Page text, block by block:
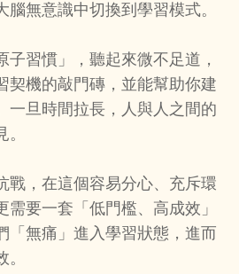
無意識中切換到學習模式。
子習慣」，聽起來微不足道，
契機的敲門磚，並能幫助你建
一旦時間拉長，人與人之間的
戰，在這個容易分心、充斥環
要一套「低門檻、高成效」
「無痛」進入學習狀態，進而